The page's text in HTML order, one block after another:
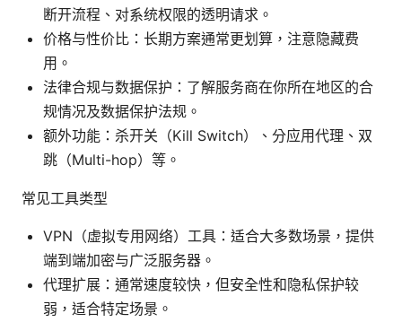
断开流程、对系统权限的透明请求。
价格与性价比：长期方案通常更划算，注意隐藏费
用。
法律合规与数据保护：了解服务商在你所在地区的合
规情况及数据保护法规。
额外功能：杀开关（Kill Switch）、分应用代理、双
跳（Multi-hop）等。
常见工具类型
VPN（虚拟专用网络）工具：适合大多数场景，提供
端到端加密与广泛服务器。
代理扩展：通常速度较快，但安全性和隐私保护较
弱，适合特定场景。